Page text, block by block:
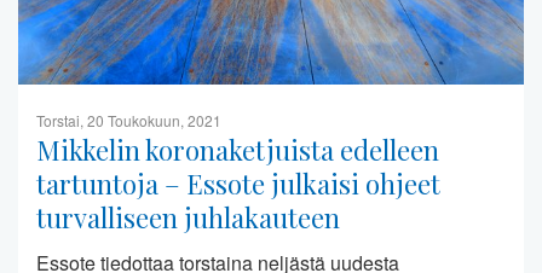
Torstai, 20 Toukokuun, 2021
Mikkelin koronaketjuista edelleen
tartuntoja – Essote julkaisi ohjeet
turvalliseen juhlakauteen
Essote tiedottaa torstaina neljästä uudesta